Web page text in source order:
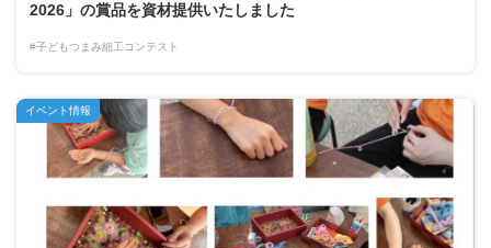
2026」の賞品を資材提供いたしました
#子どもつまみ細工コンテスト
イベント情報